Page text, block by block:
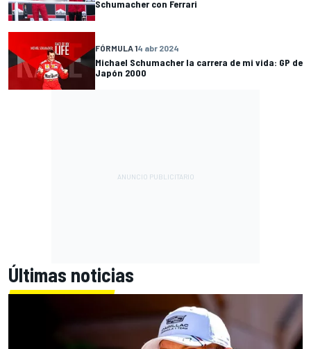
Schumacher con Ferrari
FÓRMULA 14 abr 2024
Michael Schumacher la carrera de mi vida: GP de
Japón 2000
Últimas noticias